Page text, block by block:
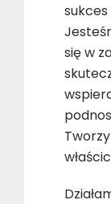
sukces
się w